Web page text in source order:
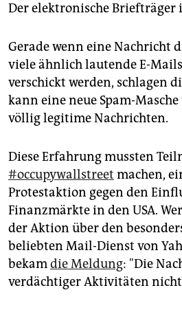
Der elektronische Briefträger
Gerade wenn eine Nachricht
viele ähnlich lautende E-
verschickt werden, schlagen
kann eine neue Spam-
völlig legitime Nachrichten.
Diese Erfahrung mussten
#occupywallstreet machen,
Protestaktion gegen den
Finanzmärkte in den USA.
der Aktion über den
beliebten Mail-Dienst von
bekamdie Meldung: "Die
verdächtiger Aktivitäten